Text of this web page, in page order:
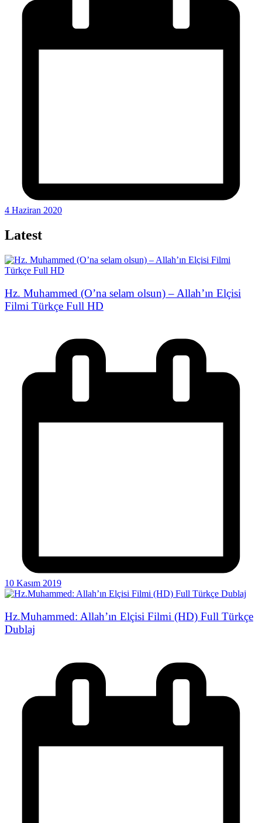
4 Haziran 2020
Latest
Hz. Muhammed (O’na selam olsun) – Allah’ın Elçisi
Filmi Türkçe Full HD
10 Kasım 2019
Hz.Muhammed: Allah’ın Elçisi Filmi (HD) Full Türkçe
Dublaj